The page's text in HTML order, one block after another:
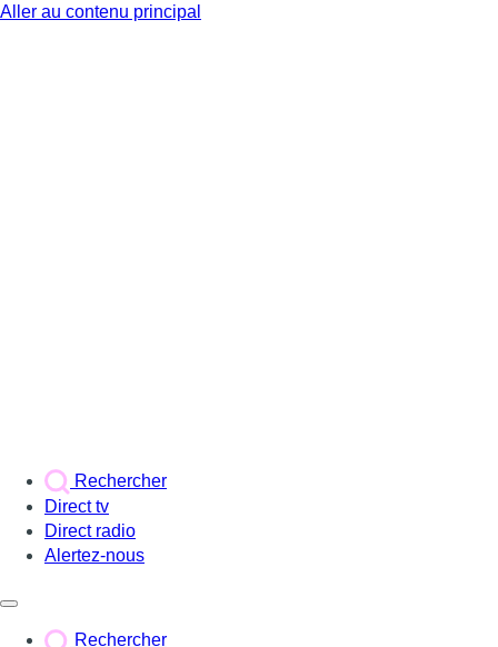
Aller au contenu principal
Rechercher
Direct tv
Direct radio
Alertez-nous
Rechercher